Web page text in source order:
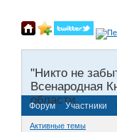
"Никто не
Всенародная
области.
Форум Участники
Активные темы